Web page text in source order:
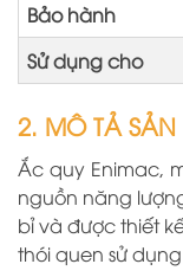
Bảo hành
Sử dụng cho
2. MÔ TẢ
Ắc quy Enimac,
nguồn năng
bỉ và được thiết
thói quen sử